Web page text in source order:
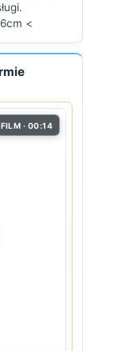
<
FILM · 00:14